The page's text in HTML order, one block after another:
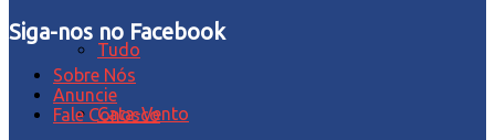
Tudo
Cata-Vento
Siga-nos no Facebook
Sobre Nós
Anuncie
Fale Conosco